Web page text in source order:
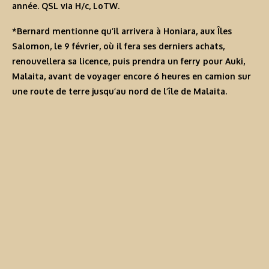
année. QSL via H/c, LoTW.
*Bernard mentionne qu’il arrivera à Honiara, aux Îles
Salomon, le 9 février, où il fera ses derniers achats,
renouvellera sa licence, puis prendra un ferry pour Auki,
Malaita, avant de voyager encore 6 heures en camion sur
une route de terre jusqu’au nord de l’île de Malaita.